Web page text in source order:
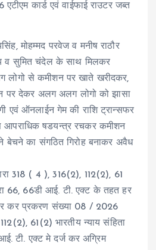
कार्ड एवं वाईफाई राउटर जब्त
मोहम्मद परवेज व मनीष राठौर
व सुमित चंदेल के साथ मिलकर
लोगो से कमीशन पर खाते खरीदकर,
पर देकर अलग अलग लोगो को झासा
एवं ऑनलाईन गेम की राशि ट्रान्सफर
आपराधिक षडयन्त्र रचकर कमीशन
बेचने का संगठित गिरोह बनाकर अवैध
318 ( 4 ), 316(2), 112(2), 61
66, 66डी आई. टी. एक्ट के तहत हर
कर प्रकरण संख्या 08 / 2026
61(2) भारतीय न्याय संहिता
टी. एक्ट मे दर्ज कर अग्रिम